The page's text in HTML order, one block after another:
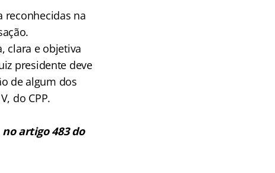
reconhecidas na
clara e objetiva
presidente deve
de algum dos
do CPP.
artigo 483 do